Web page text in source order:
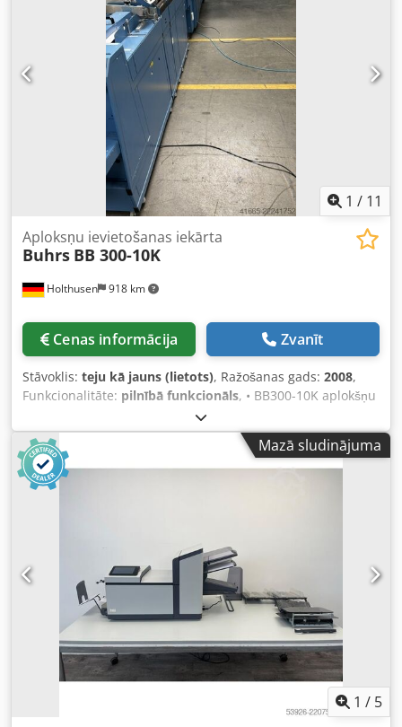
1 / 11
Holthusen 918 km
Aploksņu ievietošanas iekārta
Buhrs BB 300-10K
Cenas informācija Zvanīt
Stāvoklis: teju kā jauns (lietots), Ražošanas gads: 2008,
Funkcionalitāte: pilnībā funkcionāls, • BB300-10K aplokšņu
ievietošanas modulis “pa labi” ar BSC 2.0 vadības paneli •
Ievades modulis ar 6 padeves pozīcijām “pa labi” • 4x AT25
rotācijas padevēji (pozīcijās 1 – 4) • 1x HF3 hibrīdpadevējs
(pozīcijā 6) • 1x brīva padeves vieta ar drošības pārsegu •
Gara ķēdes novirzīšanas sistēma • 15” vadības panelis •
atgrūšanas nodalījumu • 1x apgriešanas lente • 1x
automātiska aplokšņu padeves sistēma • D/V
spiediena/vakuumsūknis ar skaņas izolāciju - Ar Müller
kanālu, kas sastāv no: • 6798 autokrāvēja moduļa • 6686
vienlapas padevēja – 26 000 lapas/stundā • 6896/6815
nodošanas moduļa ar stop funksiju • 6826/6822
dubultkabatu locīšanas modulis ar 2x augšējiem kabatām
ar stop funkciju Codpfxozh Er Eo Ac Ierf • 6786 standarta
transportēšanas modulis • 6730 transportēšanas modulis •
Mazā sludinājuma
1 / 5